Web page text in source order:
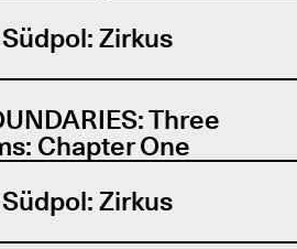
Zirkus
Three
Chapter One
Zirkus